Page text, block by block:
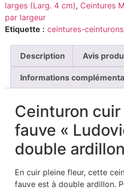
larges (Larg. 4 cm), Ceintures
par largeur
Etiquette : ceintures-
Description Avis
Informations
Ceinturon cuir
fauve «
double ardillon
En cuir pleine fleur, cette
fauve est à double ardillon.